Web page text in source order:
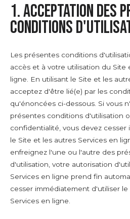
1. Acceptation des
conditions
Les présentes conditions
accès et à votre utilisation du Site
ligne. En utilisant le Site et les
acceptez d'être lié(e) par les
qu'énoncées ci-dessous. Si vous
présentes conditions d'utilisation
confidentialité, vous devez
le Site et les autres Services en
enfreignez l'une ou l'autre des
d'utilisation, votre autorisation
Services en ligne prend fin
cesser immédiatement d'utiliser
Services en ligne.